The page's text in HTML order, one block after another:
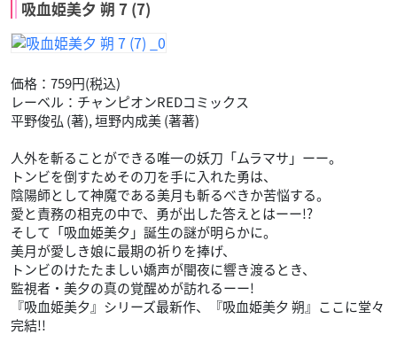
吸血姫美夕 朔 7 (7)
価格：759円(税込)
レーベル：チャンピオンREDコミックス
平野俊弘 (著), 垣野内成美 (著著)
人外を斬ることができる唯一の妖刀「ムラマサ」ーー。
トンビを倒すためその刀を手に入れた勇は、
陰陽師として神魔である美月も斬るべきか苦悩する。
愛と責務の相克の中で、勇が出した答えとはーー!?
そして「吸血姫美夕」誕生の謎が明らかに。
美月が愛しき娘に最期の祈りを捧げ、
トンビのけたたましい嬌声が闇夜に響き渡るとき、
監視者・美夕の真の覚醒めが訪れるーー!
『吸血姫美夕』シリーズ最新作、『吸血姫美夕 朔』ここに堂々
完結!!